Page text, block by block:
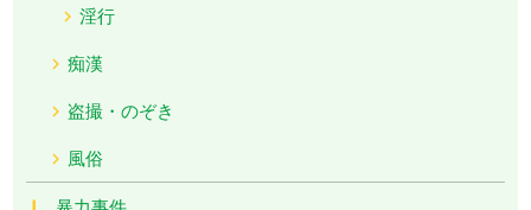
淫行
痴漢
盗撮・のぞき
風俗